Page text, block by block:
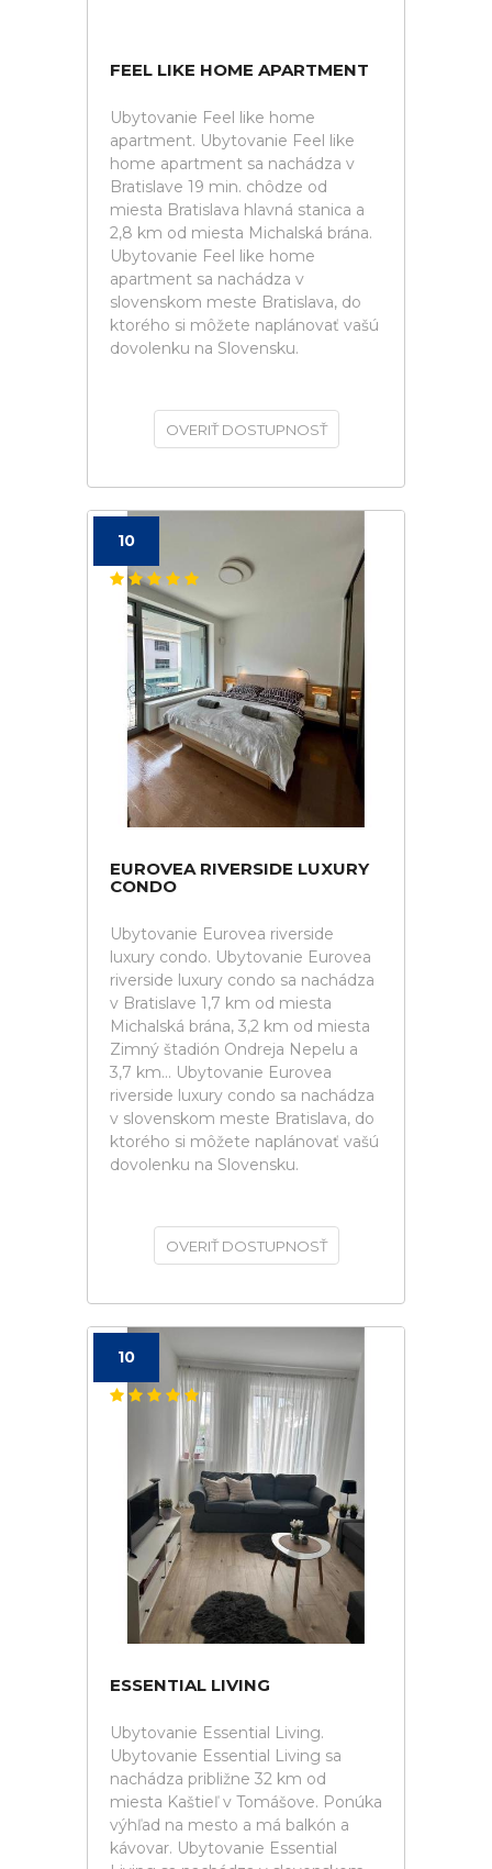
FEEL LIKE HOME APARTMENT
Ubytovanie Feel like home
apartment. Ubytovanie Feel like
home apartment sa nachádza v
Bratislave 19 min. chôdze od
miesta Bratislava hlavná stanica a
2,8 km od miesta Michalská brána.
Ubytovanie Feel like home
apartment sa nachádza v
slovenskom meste Bratislava, do
ktorého si môžete naplánovať vašú
dovolenku na Slovensku.
OVERIŤ DOSTUPNOSŤ
10
EUROVEA RIVERSIDE LUXURY
CONDO
Ubytovanie Eurovea riverside
luxury condo. Ubytovanie Eurovea
riverside luxury condo sa nachádza
v Bratislave 1,7 km od miesta
Michalská brána, 3,2 km od miesta
Zimný štadión Ondreja Nepelu a
3,7 km... Ubytovanie Eurovea
riverside luxury condo sa nachádza
v slovenskom meste Bratislava, do
ktorého si môžete naplánovať vašú
dovolenku na Slovensku.
OVERIŤ DOSTUPNOSŤ
10
ESSENTIAL LIVING
Ubytovanie Essential Living.
Ubytovanie Essential Living sa
nachádza približne 32 km od
miesta Kaštieľ v Tomášove. Ponúka
výhľad na mesto a má balkón a
kávovar. Ubytovanie Essential